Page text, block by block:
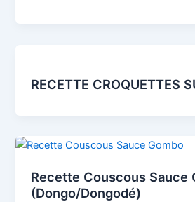
RECETTE CROQUETTES
Recette Couscous Sauce
(Dongo/Dongodé)